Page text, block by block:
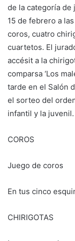
de la categoría de
15 de febrero a
coros, cuatro
cuartetos. El
accésit a la
comparsa ‘Los
tarde en el Salón
el sorteo del
infantil y la
COROS
Juego de coros
En tus cinco
CHIRIGOTAS